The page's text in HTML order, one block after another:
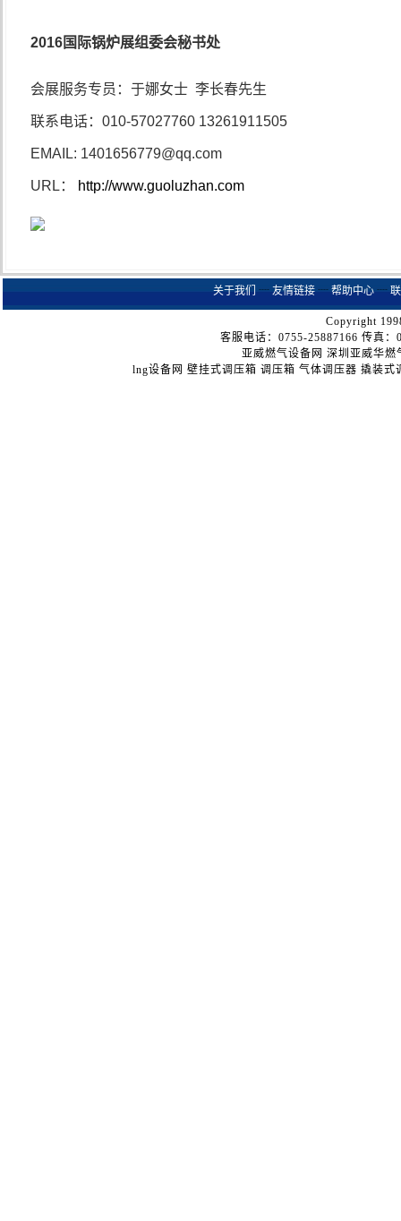
2016国际锅炉展组委会秘书处
会展服务专员：于娜女士 李长春先生
联系电话： 010-57027760 13261911505
EMAIL: 1401656779@qq.com
URL ： http://www.guoluzhan.com
关于我们 ┈ 友情链接 ┈ 帮助中心 ┈
Copyright
客服电话：0755-25887166 传真
亚威燃气设备网 深圳亚威华
lng设备网 壁挂式调压箱 调压箱 气体调压器 撬装式